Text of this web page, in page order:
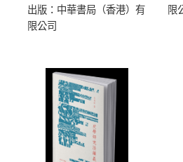
出版：中華書局（香港）有
限公司
限